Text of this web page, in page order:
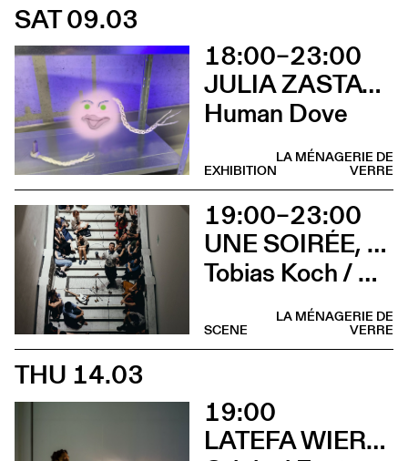
SAT 09.03
18:00–23:00
JULIA ZASTAVA
Human Dove
LA MÉNAGERIE DE
VERRE
EXHIBITION
19:00–23:00
UNE SOIRÉE, QUATRE CONCERTS
Tobias Koch / Crème solaire / Nathalie Froehlich / Camilla Sparksss
LA MÉNAGERIE DE
VERRE
SCENE
THU 14.03
19:00
LATEFA WIERSCH